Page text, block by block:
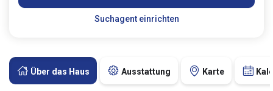
Über das Haus Ausstattung Karte
Suchagent einrichten